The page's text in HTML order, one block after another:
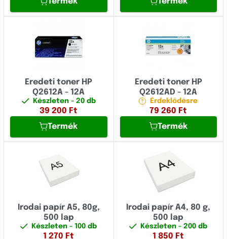
Eredeti toner HP
Q2612A - 12A
Készleten - 20 db
39 200 Ft
Termék
Eredeti toner HP
Q2612AD - 12A
Érdeklődésre
79 260 Ft
Termék
Irodai papír A5, 80g,
500 lap
Készleten- 100 db
1 270 Ft
Irodai papír A4, 80 g,
500 lap
Készleten- 200 db
1 850 Ft